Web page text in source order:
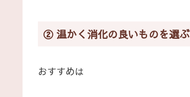
② 温かく消化の良いものを選ぶ
おすすめは